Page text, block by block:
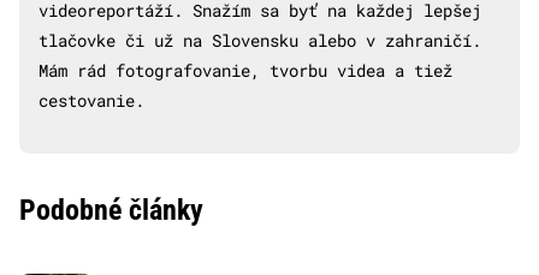
videoreportáží. Snažím sa byť na každej lepšej
tlačovke či už na Slovensku alebo v zahraničí.
Mám rád fotografovanie, tvorbu videa a tiež
cestovanie.
Podobné články